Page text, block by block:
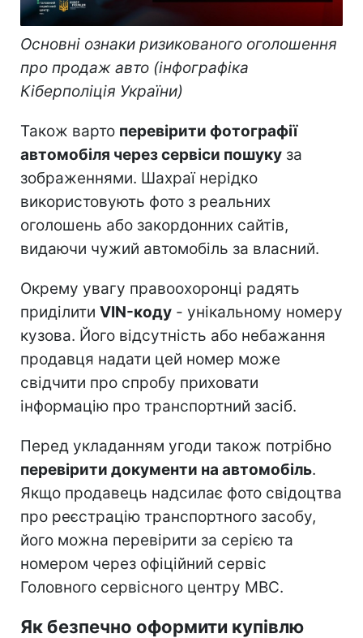
Основні ознаки ризикованого оголошення
про продаж авто (інфографіка
Кіберполіція України)
Також варто перевірити фотографії
автомобіля через сервіси пошуку за
зображеннями. Шахраї нерідко
використовують фото з реальних
оголошень або закордонних сайтів,
видаючи чужий автомобіль за власний.
Окрему увагу правоохоронці радять
приділити VIN-коду - унікальному номеру
кузова. Його відсутність або небажання
продавця надати цей номер може
свідчити про спробу приховати
інформацію про транспортний засіб.
Перед укладанням угоди також потрібно
перевірити документи на автомобіль.
Якщо продавець надсилає фото свідоцтва
про реєстрацію транспортного засобу,
його можна перевірити за серією та
номером через офіційний сервіс
Головного сервісного центру МВС.
Як безпечно оформити купівлю